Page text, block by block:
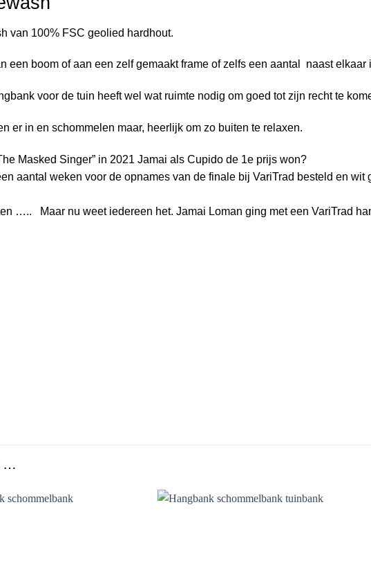
van 100% FSC geolied hardhout.
een boom of aan een zelf gemaakt frame of zelfs een aantal naast
voor de tuin heeft wel wat ruimte nodig om goed tot zijn recht te
er in en schommelen maar, heerlijk om zo buiten te relaxen.
Masked Singer” in 2021 Jamai als Cupido de 1e prijs won?
aantal weken voor de opnames van de finale bij VariTrad besteld en wit
….. Maar nu weet iedereen het. Jamai Loman ging met een VariTrad
…